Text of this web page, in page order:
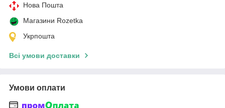
Нова Пошта
Магазини Rozetka
Укрпошта
Всі умови доставки
Умови оплати